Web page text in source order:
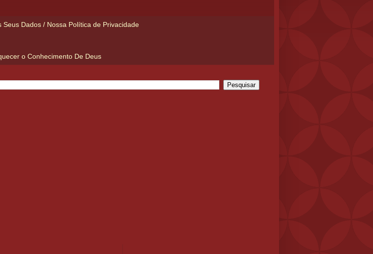
Seus Dados / Nossa Política de Privacidade
o Conhecimento De Deus